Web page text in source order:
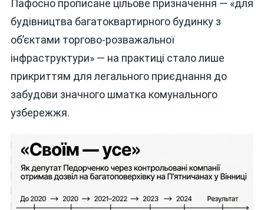
Пафосно прописане цільове призначення — «для
будівництва багатоквартирного будинку з
об’єктами торгово-розважальної
інфраструктури» — на практиці стало лише
прикриттям для легального приєднання до
забудови значного шматка комунального
узбережжя.